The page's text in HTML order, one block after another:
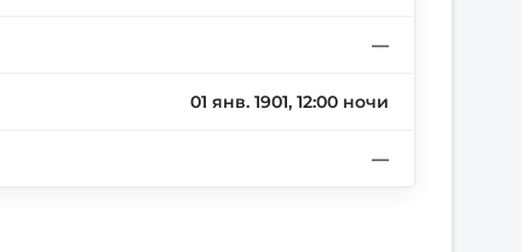
—
01 янв. 1901, 12:00 ночи
—